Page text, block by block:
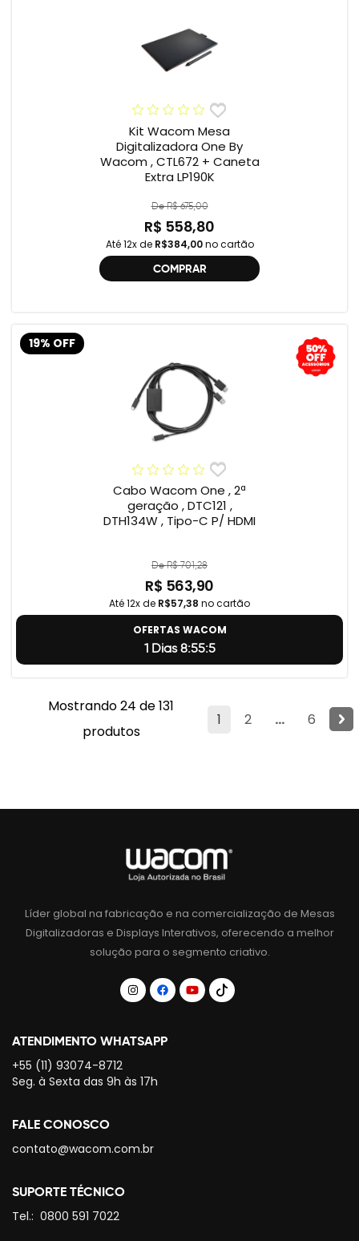
Kit Wacom Mesa
Digitalizadora One By
Wacom , CTL672 + Caneta
Extra LP190K
De R$ 675,00
R$ 558,80
Até 12x de R$384,00no cartão
COMPRAR
19% OFF
Cabo Wacom One , 2ª
geração , DTC121 ,
DTH134W , Tipo-C P/ HDMI
De R$ 701,28
R$ 563,90
Até 12x de R$57,38 no cartão
OFERTAS WACOM
1 Dias 8:55:4
1 2 ... 6
Mostrando 24 de 131
produtos
Líder global na fabricação e na comercialização de Mesas
Digitalizadoras e Displays Interativos, oferecendo a melhor
solução para o segmento criativo.
ATENDIMENTO WHATSAPP
+55 (11) 93074-8712
Seg. à Sexta das 9h às 17h
FALE CONOSCO
contato@wacom.com.br
SUPORTE TÉCNICO
Tel.: 0800 591 7022